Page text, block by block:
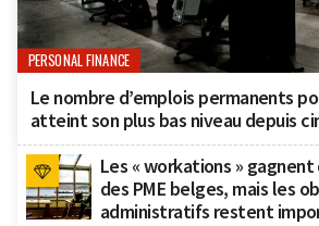
PERSONAL FINANCE
Le nombre d’emplois permanents
atteint son plus bas niveau depuis
Les « workations »
des PME belges, mais les
administratifs restent